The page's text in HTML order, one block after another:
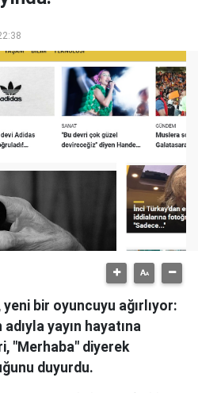
bir oyuncuyu ağırlıyor:
yayın hayatına
"Merhaba" diyerek
duyurdu.